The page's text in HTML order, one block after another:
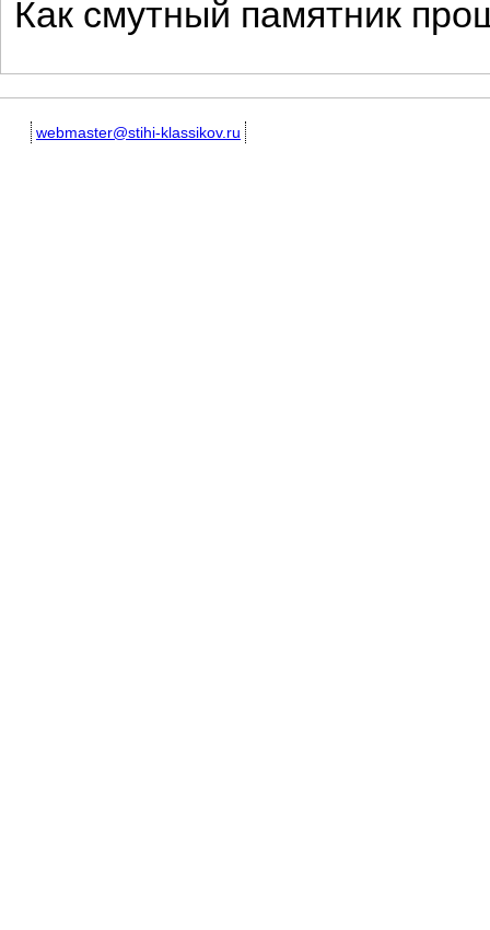
Как смутный памятник
webmaster@stihi-klassikov.ru